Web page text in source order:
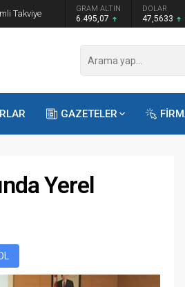
GRAM ALTIN
6.495,07
DOLAR
47,5633
EURO
54,9784
GAZETELER
Yerel